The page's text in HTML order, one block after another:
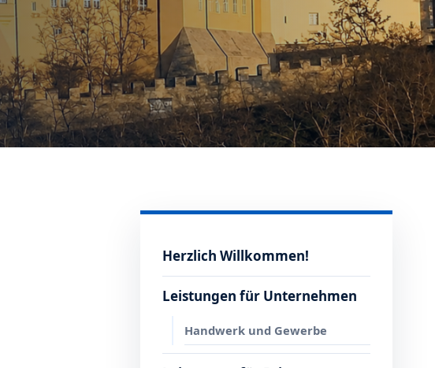
Herzlich Willkommen!
Leistungen für Unternehmen
Handwerk und Gewerbe